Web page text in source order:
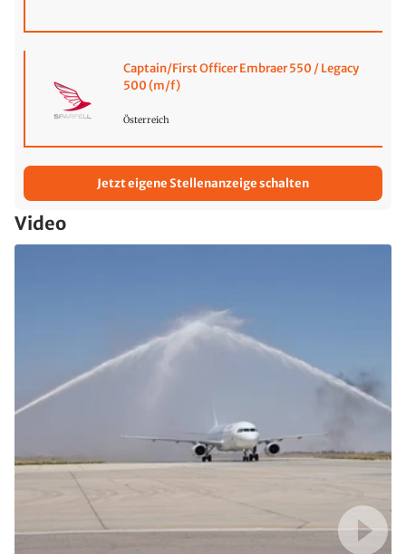
Captain/First Officer Embraer 550 / Legacy
500 (m/f)
Österreich
Jetzt eigene Stellenanzeige schalten
Video